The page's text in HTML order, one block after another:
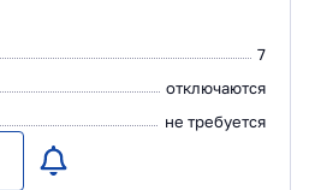
7
отключаются
не требуется